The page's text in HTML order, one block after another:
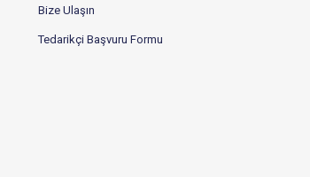
Bize Ulaşın
Tedarikçi Başvuru Formu